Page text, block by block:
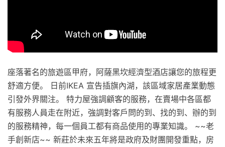
座落著名的旅遊區甲府，阿薩黑坎經濟型酒店讓您的旅程更
舒適方便。 日前IKEA 宣告插旗內湖，該區域家居產業動態
引發外界關注。 特力屋強調顧客的服務，在賣場中各區都
有服務人員走在附近，強調對客戶問的到、找的到、辦的到
的服務精神，每一個員工都有商品使用的專業知識。 ~~老
手創新店~~ 新莊於未來五年將是政府及財團開發重點，房